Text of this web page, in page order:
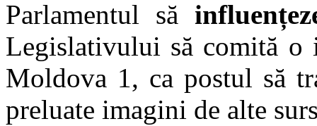
Parlamentul să
Legislativului să comită o
Moldova 1, ca postul să
preluate imagini de alte